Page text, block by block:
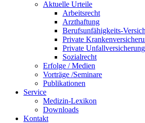
Aktuelle Urteile
Arbeitsrecht
Arzthaftung
Berufsunfähigkeits-
Private
Private Unfallversicherung
Sozialrecht
Erfolge / Medien
Vorträge /Seminare
Publikationen
Service
Medizin-Lexikon
Downloads
Kontakt